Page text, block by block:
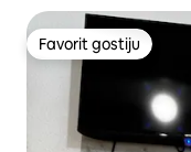
Favorit gostiju
Favorit gostiju